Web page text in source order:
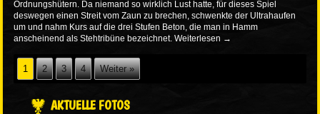
Ordnungshütern. Da niemand so wirklich Lust hatte, für dieses Spiel
deswegen einen Streit vom Zaun zu brechen, schwenkte der Ultrahaufen
um und nahm Kurs auf die drei Stufen Beton, die man in Hamm
anscheinend als Stehtribüne bezeichnet. Weiterlesen →
1 2 3 4 Weiter »
AKTUELLE FOTOS